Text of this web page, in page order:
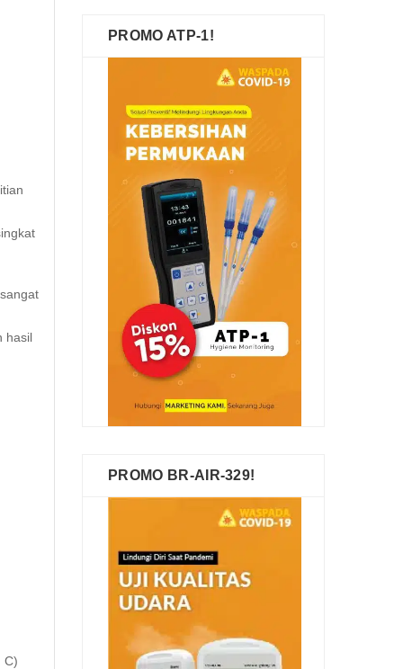
hasil
C)
PROMO ATP-1!
PROMO BR-AIR-329!